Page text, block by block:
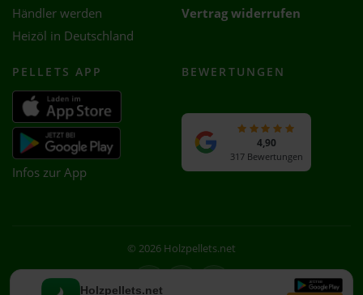
Holzpellets.net
Händler werden
Heizöl in Deutschland
Vertrag widerrufen
PELLETS APP
Infos zur App
BEWERTUNGEN
4,90
317 Bewertungen
© 2026 Holzpellets.net
Facebook